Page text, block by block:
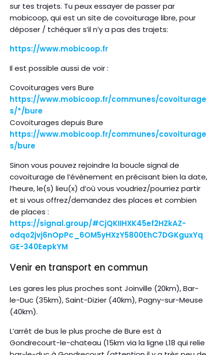
sur tes trajets. Tu peux essayer de passer par
mobicoop, qui est un site de covoiturage libre, pour
déposer / tchéquer s’il n’y a pas des trajets:
https://www.mobicoop.fr
Il est possible aussi de voir :
Covoiturages vers Bure
https://www.mobicoop.fr/communes/covoiturage
s/*/bure
Covoiturages depuis Bure
https://www.mobicoop.fr/communes/covoiturage
s/bure
Sinon vous pouvez rejoindre la boucle signal de
covoiturage de l’évènement en précisant bien la date,
l’heure, le(s) lieu(x) d’où vous voudriez/pourriez partir
et si vous offrez/demandez des places et combien
de places :
https://signal.group/#CjQKIIHXK45ef2HZkAZ-
odqo2jvj6nOpPc_6OM5yHXzY5800EhC7DGKguxYq
GE-340EepkYM
Venir en transport en commun
Les gares les plus proches sont Joinville (20km), Bar-
le-Duc (35km), Saint-Dizier (40km), Pagny-sur-Meuse
(40km).
L’arrêt de bus le plus proche de Bure est à
Gondrecourt-le-chateau (15km via la ligne L18 qui relie